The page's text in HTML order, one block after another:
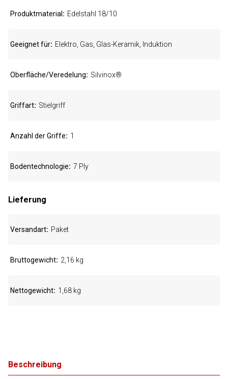
Beschreibung
Produktmaterial Edelstahl 18/10
Geeignet für Elektro, Gas, Glas-Keramik, Induktion
Oberfläche/Veredelung Silvinox®
Griffart Stielgriff
Anzahl der Griffe 1
Bodentechnologie 7 Ply
Lieferung
Versandart Paket
Bruttogewicht 2,16 kg
Nettogewicht 1,68 kg